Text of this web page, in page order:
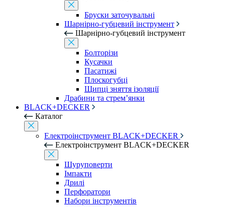
Бруски заточувальні
Шарнірно-губцевий інструмент
Шарнірно-губцевий інструмент
Болторізи
Кусачки
Пасатижі
Плоскогубці
Щипці зняття ізоляції
Драбини та стрем’янки
BLACK+DECKER
Каталог
Електроінструмент BLACK+DECKER
Електроінструмент BLACK+DECKER
Шуруповерти
Імпакти
Дрилі
Перфоратори
Набори інструментів